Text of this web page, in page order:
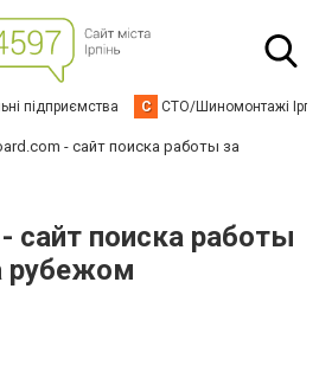
підприємства С СТО/Шиномонтажі
- сайт поиска работы за
сайт поиска работы
рубежом